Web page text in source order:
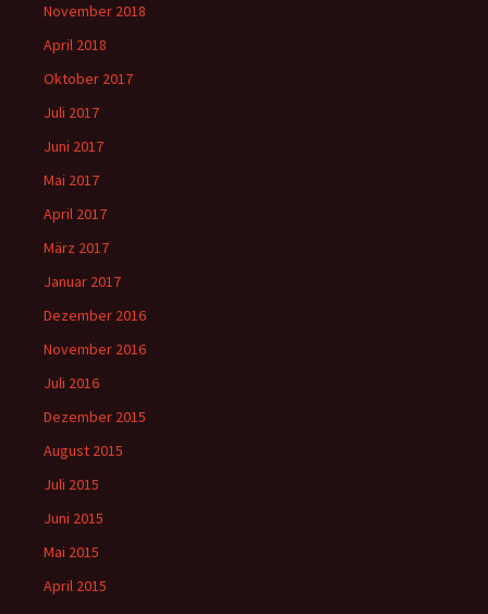
November 2018
April 2018
Oktober 2017
Juli 2017
Juni 2017
Mai 2017
April 2017
März 2017
Januar 2017
Dezember 2016
November 2016
Juli 2016
Dezember 2015
August 2015
Juli 2015
Juni 2015
Mai 2015
April 2015